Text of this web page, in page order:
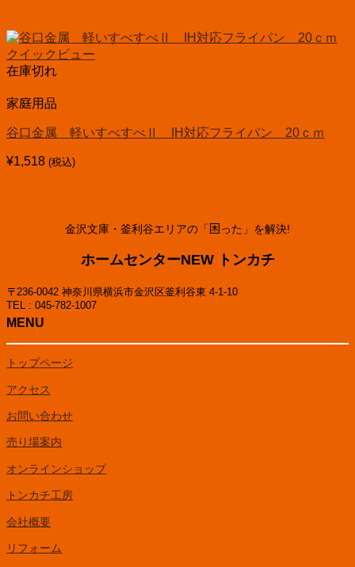
クイックビュー
在庫切れ
家庭用品
谷口金属 軽いすべすべⅡ IH対応フライパン 20ｃｍ
¥1,518 (税込)
金沢文庫・釜利谷エリアの「困った」を解決!
ホームセンターNEW トンカチ
〒236-0042 神奈川県横浜市金沢区釜利谷東 4-1-10
TEL : 045-782-1007
MENU
トップページ
アクセス
お問い合わせ
売り場案内
オンラインショップ
トンカチ工房
会社概要
リフォーム